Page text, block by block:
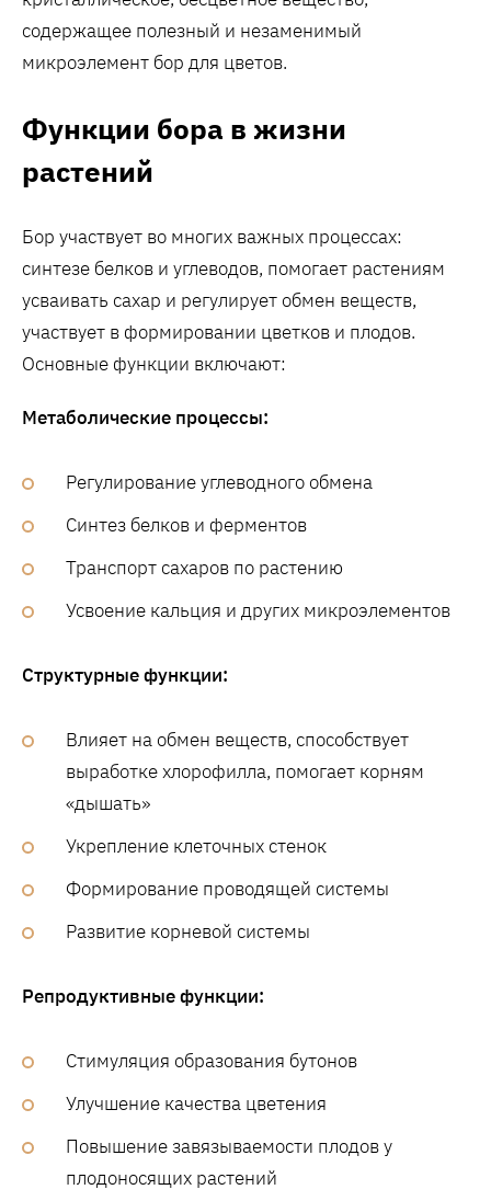
содержащее полезный и незаменимый
микроэлемент бор для цветов.
Функции бора в жизни
растений
Бор участвует во многих важных процессах:
синтезе белков и углеводов, помогает растениям
усваивать сахар и регулирует обмен веществ,
участвует в формировании цветков и плодов.
Основные функции включают:
Метаболические процессы:
Регулирование углеводного обмена
Синтез белков и ферментов
Транспорт сахаров по растению
Усвоение кальция и других микроэлементов
Структурные функции:
Влияет на обмен веществ, способствует
выработке хлорофилла, помогает корням
«дышать»
Укрепление клеточных стенок
Формирование проводящей системы
Развитие корневой системы
Репродуктивные функции:
Стимуляция образования бутонов
Улучшение качества цветения
Повышение завязываемости плодов у
плодоносящих растений